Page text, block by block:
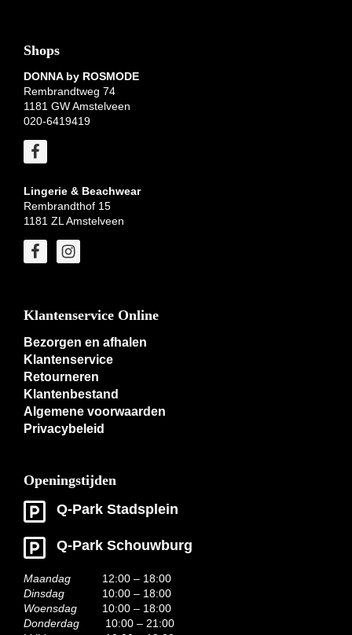
Shops
DONNA by ROSMODE
Rembrandtweg 74
1181 GW Amstelveen
020-6419419
Lingerie & Beachwear
Rembrandthof 15
1181 ZL Amstelveen
Klantenservice Online
Bezorgen en afhalen
Klantenservice
Retourneren
Klantenbestand
Algemene voorwaarden
Privacybeleid
Openingstijden
Q-Park Stadsplein
Q-Park Schouwburg
Maandag
12:00 – 18:00
Dinsdag
10:00 – 18:00
Woensdag
10:00 – 18:00
Donderdag
10:00 – 21:00